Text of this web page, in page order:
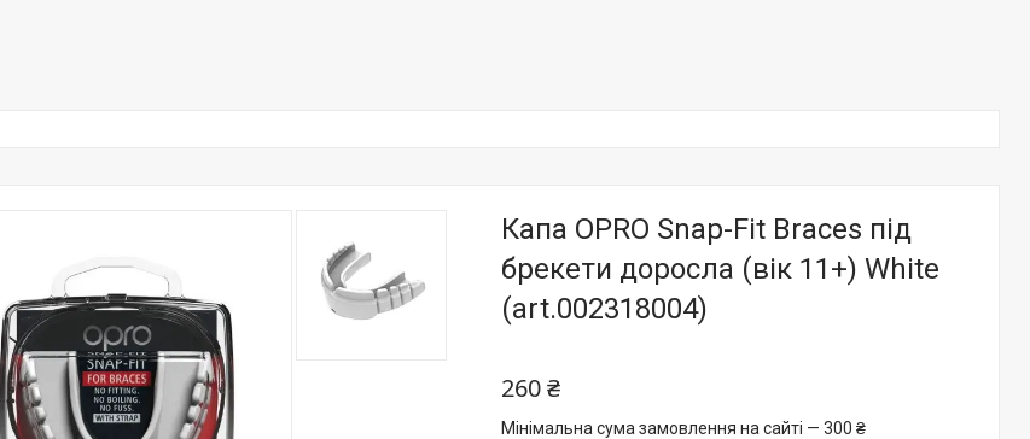
Капа OPRO Snap-Fit Braces під
брекети доросла (вік 11+) White
(art.002318004)
260 ₴
Мінімальна сума замовлення на сайті — 300 ₴